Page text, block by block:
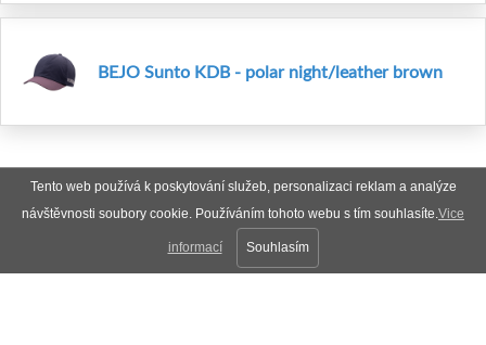
Tento web používá k poskytování služeb, personalizaci reklam a analýze
návštěvnosti soubory cookie. Používáním tohoto webu s tím souhlasíte.Vice
informací Souhlasím
BEJO Sunto KDB - polar night/leather brown